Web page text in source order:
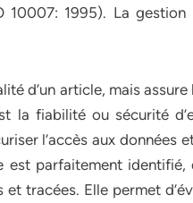
1995). La
d’un article, mais
la fiabilité ou sécurité
l’accès aux données
parfaitement identifié,
tracées. Elle permet